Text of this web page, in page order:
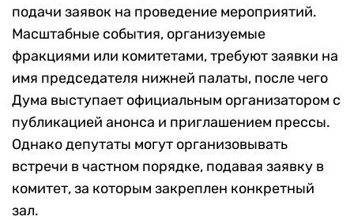
подачи заявок на проведение мероприятий.
Масштабные события, организуемые
фракциями или комитетами, требуют заявки на
имя председателя нижней палаты, после чего
Дума выступает официальным организатором с
публикацией анонса и приглашением прессы.
Однако депутаты могут организовывать
встречи в частном порядке, подавая заявку в
комитет, за которым закреплен конкретный
зал.